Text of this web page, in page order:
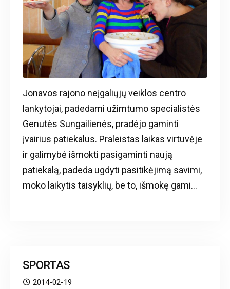
Jonavos rajono neįgaliųjų veiklos centro
lankytojai, padedami užimtumo specialistės
Genutės Sungailienės, pradėjo gaminti
įvairius patiekalus. Praleistas laikas virtuvėje
ir galimybė išmokti pasigaminti naują
patiekalą, padeda ugdyti pasitikėjimą savimi,
moko laikytis taisyklių, be to, išmokę gami...
SPORTAS
2014-02-19